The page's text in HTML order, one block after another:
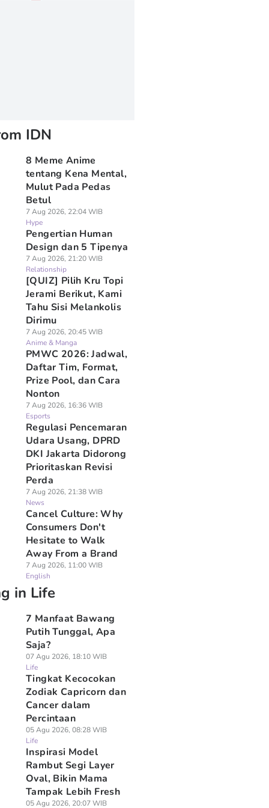
IDN
8 Meme Anime
tentang Kena Mental,
Mulut Pada Pedas
Betul
7 Aug 2026, 22:04 WIB
Hype
Pengertian Human
Design dan 5 Tipenya
7 Aug 2026, 21:20 WIB
Relationship
[QUIZ] Pilih Kru Topi
Jerami Berikut, Kami
Tahu Sisi Melankolis
Dirimu
7 Aug 2026, 20:45 WIB
Anime & Manga
PMWC 2026: Jadwal,
Daftar Tim, Format,
Prize Pool, dan Cara
Nonton
7 Aug 2026, 16:36 WIB
Esports
Regulasi Pencemaran
Udara Usang, DPRD
DKI Jakarta Didorong
Prioritaskan Revisi
Perda
7 Aug 2026, 21:38 WIB
News
Cancel Culture: Why
Consumers Don't
Hesitate to Walk
Away From a Brand
7 Aug 2026, 11:00 WIB
English
in Life
7 Manfaat Bawang
Putih Tunggal, Apa
Saja?
07 Agu 2026, 18:10 WIB
Life
Tingkat Kecocokan
Zodiak Capricorn dan
Cancer dalam
Percintaan
05 Agu 2026, 08:28 WIB
Life
Inspirasi Model
Rambut Segi Layer
Oval, Bikin Mama
Tampak Lebih Fresh
05 Agu 2026, 20:07 WIB